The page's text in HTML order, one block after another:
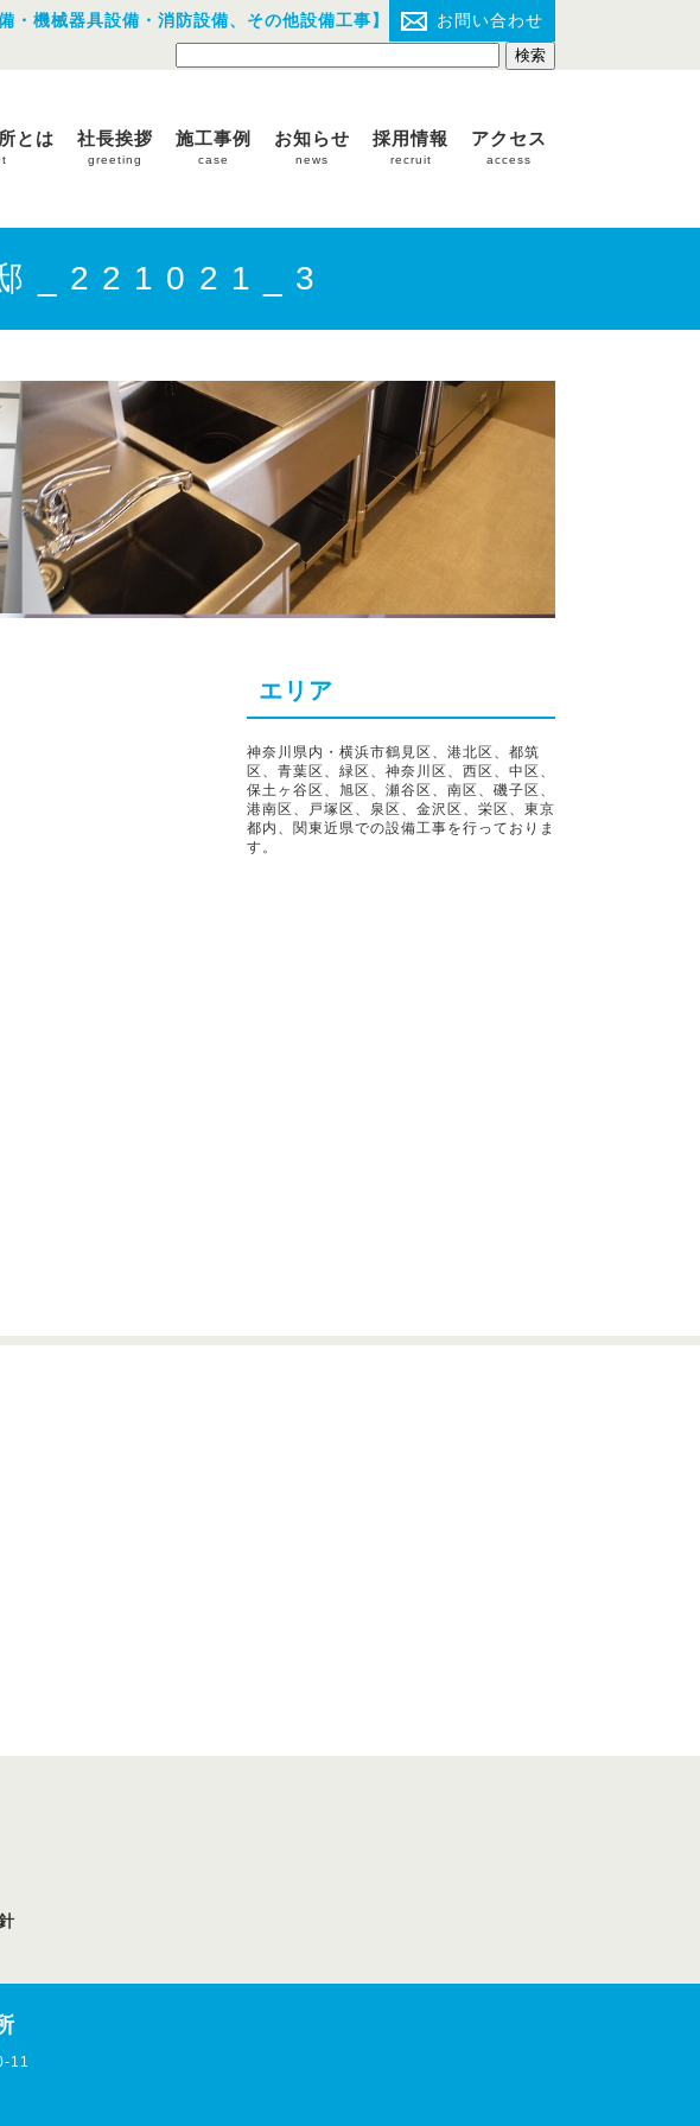
・機械器具設備・消防設備、その他設備工事】 お問い合わせ
とは 社長挨拶
greeting
施工事例
case
お知らせ
news
採用情報
recruit
アクセス
access
_221021_3
エリア
神奈川県内・横浜市鶴見区、港北区、都筑
区、青葉区、緑区、神奈川区、西区、中区、
保土ヶ谷区、旭区、瀬谷区、南区、磯子区、
港南区、戸塚区、泉区、金沢区、栄区、東京
都内、関東近県での設備工事を行っておりま
す。
11